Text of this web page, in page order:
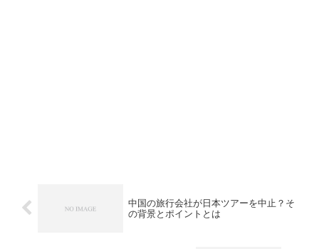
中国の旅行会社が日本ツアーを中止？そ
の背景とポイントとは